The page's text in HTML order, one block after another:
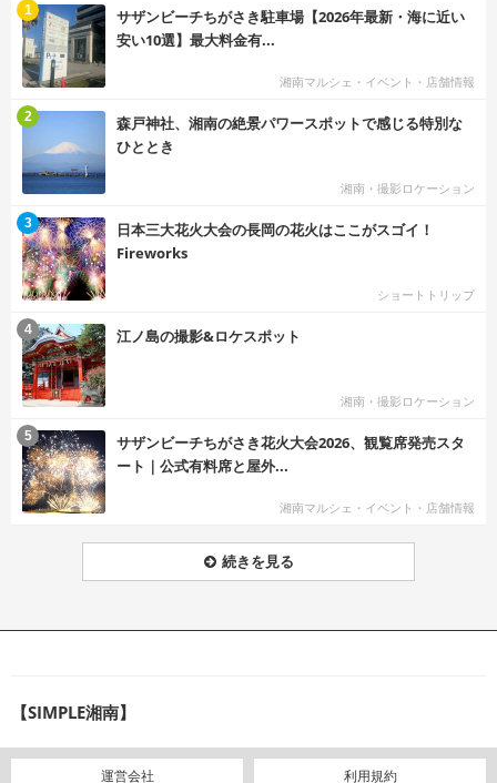
サザンビーチちがさき駐車場【2026年最新・海に近い
安い10選】最大料金有...
湘南マルシェ・イベント・店舗情報
1
森戸神社、湘南の絶景パワースポットで感じる特別な
ひととき
湘南・撮影ロケーション
2
日本三大花火大会の長岡の花火はここがスゴイ！
Fireworks
ショートトリップ
3
江ノ島の撮影&ロケスポット
湘南・撮影ロケーション
4
サザンビーチちがさき花火大会2026、観覧席発売スタ
ート｜公式有料席と屋外...
湘南マルシェ・イベント・店舗情報
5
続きを見る
【SIMPLE湘南】
運営会社 利用規約